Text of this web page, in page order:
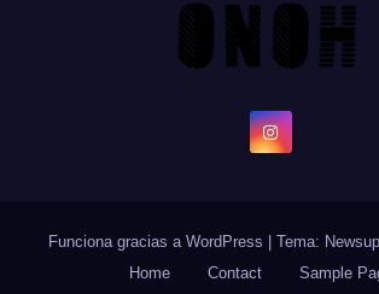
Funciona gracias a WordPress | Tema:
Home
Contact Sample